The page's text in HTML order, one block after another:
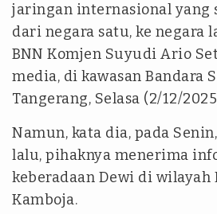
jaringan internasional yang
dari negara satu, ke negara
BNN Komjen Suyudi Ario
media, di kawasan Bandara
Tangerang, Selasa (2/12/
Namun, kata dia, pada
lalu, pihaknya menerima
keberadaan Dewi di wilayah
Kamboja.